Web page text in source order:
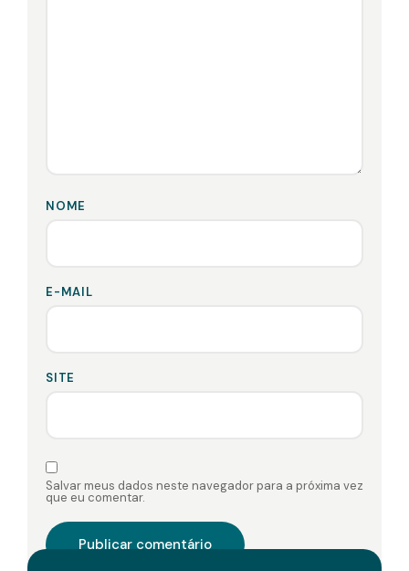
NOME
E-MAIL
SITE
Salvar meus dados neste navegador para a próxima vez
que eu comentar.